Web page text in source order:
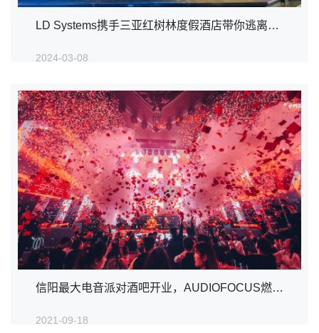
LD Systems携手三亚红树林度假酒店带你逃离冬季
2024-03-08
信阳最大电音派对酒吧开业，AUDIOFOCUS燃爆全场
2021-09-18